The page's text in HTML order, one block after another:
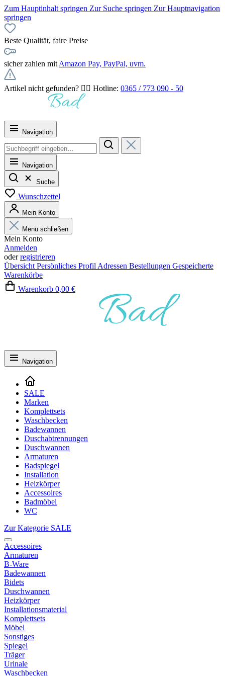
Zum Hauptinhalt springen Zur Suche springen Zur Hauptnavigation
springen
Beste Qualität, faire Preise
sicher zahlen mit Amazon Pay, PayPal, uvm.
Artikel nicht gefunden? 👉🏻 Hotline: 0365 / 773 090 - 50
Navigation
Navigation
Suche
Wunschzettel
Mein Konto
Menü schließen
Mein Konto
Anmelden
oderregistrieren
Übersicht Persönliches Profil Adressen Bestellungen Gespeicherte
Warenkörbe
Warenkorb 0,00 €
Navigation
SALE
Marken
Komplettsets
Waschbecken
Badewannen
Duschabtrennungen
Duschwannen
Armaturen
Badspiegel
Installation
Heizkörper
Accessoires
Badmöbel
WC
Zur Kategorie SALE
Accessoires
Armaturen
B-Ware
Badewannen
Bidets
Duschwannen
Heizkörper
Installationsmaterial
Komplettsets
Möbel
Sonstiges
Spiegel
Träger
Urinale
Waschbecken